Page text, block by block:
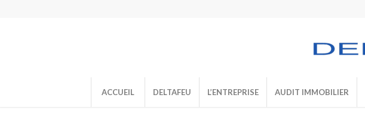
ACCUEIL DELTAFEU L’ENTREPRISE AUDIT IMMOBILIER